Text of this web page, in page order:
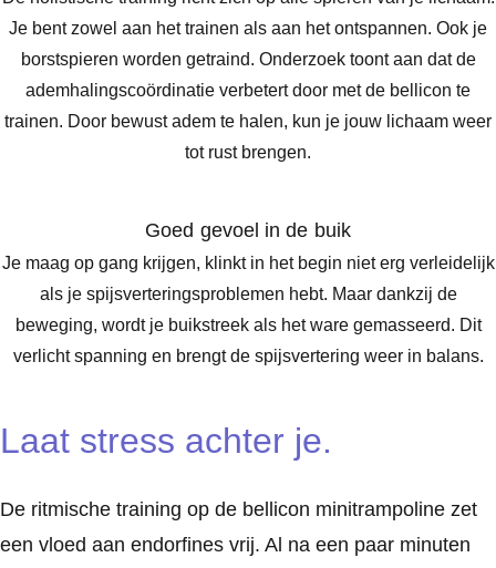
Je bent zowel aan het trainen als aan het ontspannen. Ook je
borstspieren worden getraind. Onderzoek toont aan dat de
ademhalingscoördinatie verbetert door met de bellicon te
trainen. Door bewust adem te halen, kun je jouw lichaam weer
tot rust brengen.
Goed gevoel in de buik
Je maag op gang krijgen, klinkt in het begin niet erg verleidelijk
als je spijsverteringsproblemen hebt. Maar dankzij de
beweging, wordt je buikstreek als het ware gemasseerd. Dit
verlicht spanning en brengt de spijsvertering weer in balans.
Laat stress achter je.
De ritmische training op de bellicon minitrampoline zet
een vloed aan endorfines vrij. Al na een paar minuten